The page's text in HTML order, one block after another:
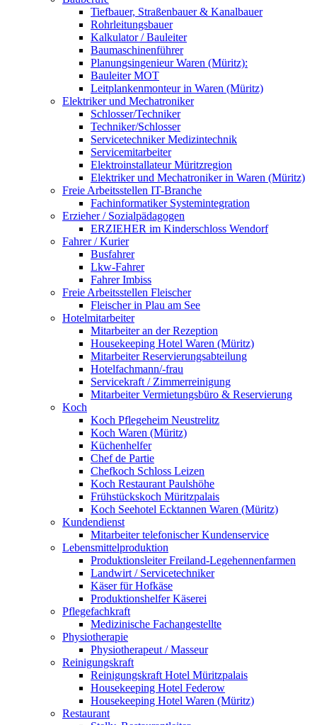
Tiefbauer, Straßenbauer & Kanalbauer
Rohrleitungsbauer
Kalkulator / Bauleiter
Baumaschinenführer
Planungsingenieur Waren (Müritz):
Bauleiter MOT
Leitplankenmonteur in Waren (Müritz)
Elektriker und Mechatroniker
Schlosser/Techniker
Techniker/Schlosser
Servicetechniker Medizintechnik
Servicemitarbeiter
Elektroinstallateur Müritzregion
Elektriker und Mechatroniker in Waren (Müritz)
Freie Arbeitsstellen IT-Branche
Fachinformatiker Systemintegration
Erzieher / Sozialpädagogen
ERZIEHER im Kinderschloss Wendorf
Fahrer / Kurier
Busfahrer
Lkw-Fahrer
Fahrer Imbiss
Freie Arbeitsstellen Fleischer
Fleischer in Plau am See
Hotelmitarbeiter
Mitarbeiter an der Rezeption
Housekeeping Hotel Waren (Müritz)
Mitarbeiter Reservierungsabteilung
Hotelfachmann/-frau
Servicekraft / Zimmerreinigung
Mitarbeiter Vermietungsbüro & Reservierung
Koch
Koch Pflegeheim Neustrelitz
Koch Waren (Müritz)
Küchenhelfer
Chef de Partie
Chefkoch Schloss Leizen
Koch Restaurant Paulshöhe
Frühstückskoch Müritzpalais
Koch Seehotel Ecktannen Waren (Müritz)
Kundendienst
Mitarbeiter telefonischer Kundenservice
Lebensmittelproduktion
Produktionsleiter Freiland-Legehennenfarmen
Landwirt / Servicetechniker
Käser für Hofkäse
Produktionshelfer Käserei
Pflegefachkraft
Medizinische Fachangestellte
Physiotherapie
Physiotherapeut / Masseur
Reinigungskraft
Reinigungskraft Hotel Müritzpalais
Housekeeping Hotel Federow
Housekeeping Hotel Waren (Müritz)
Restaurant